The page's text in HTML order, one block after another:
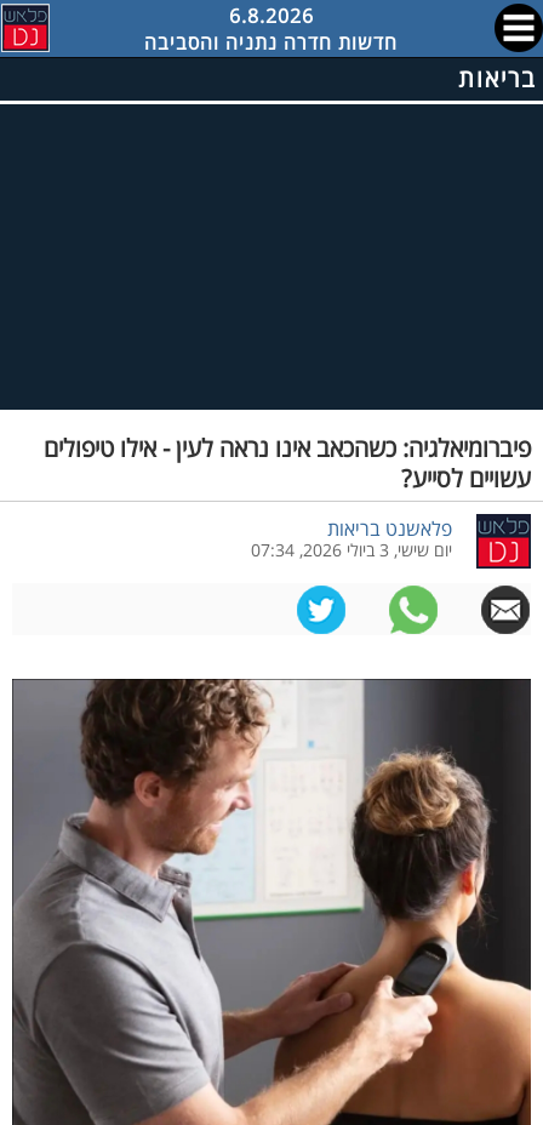
6.8.2026
חדשות חדרה נתניה והסביבה
בריאות
פיברומיאלגיה: כשהכאב אינו נראה לעין - אילו טיפולים
עשויים לסייע?
פלאשנט בריאות
יום שישי, 3 ביולי 2026, 07:34